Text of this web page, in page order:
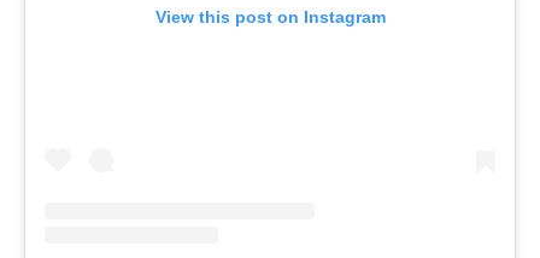
View this post on Instagram